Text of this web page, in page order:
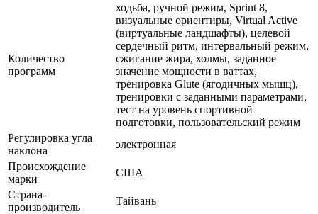
Количество
программ
ходьба, ручной режим, Sprint 8,
визуальные ориентиры, Virtual Active
(виртуальные ландшафты), целевой
сердечный ритм, интервальный режим,
сжигание жира, холмы, заданное
значение мощности в ваттах,
тренировка Glute (ягодичных мышц),
тренировки с заданными параметрами,
тест на уровень спортивной
подготовки, пользовательский режим
Регулировка угла
наклона
электронная
Происхождение
марки
США
Страна-
производитель
Тайвань